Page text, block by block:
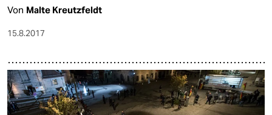
Von Malte Kreutzfeldt
15.8.2017